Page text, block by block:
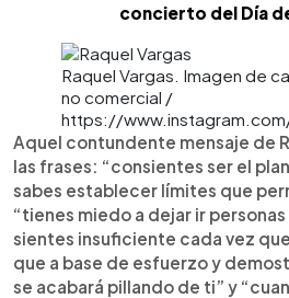
concierto del Día
Raquel Vargas. Imagen de
no comercial /
https://
Aquel contundente mensaje de
las frases: “consientes ser el
sabes establecer límites que
“tienes miedo a dejar ir
sientes insuficiente cada vez
que a base de esfuerzo y
se acabará pillando de ti” y